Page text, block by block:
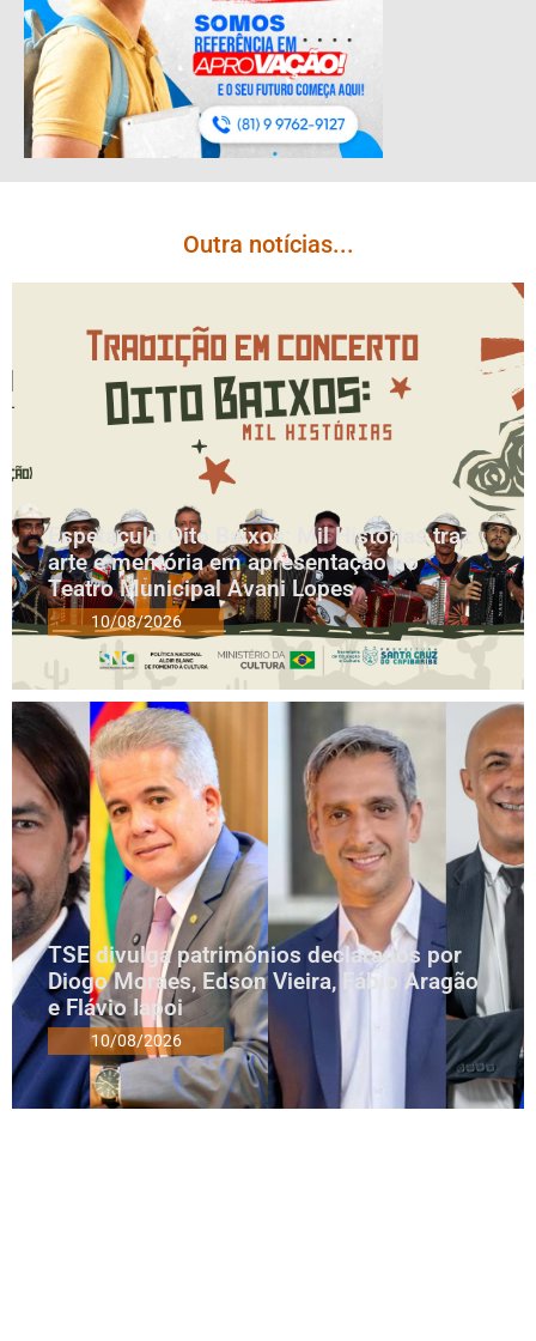
Outra notícias...
Espetáculo Oito Baixos: Mil Histórias traz
arte e memória em apresentação no
Teatro Municipal Avani Lopes
10/08/2026
TSE divulga patrimônios declarados por
Diogo Moraes, Edson Vieira, Fábio Aragão
e Flávio Iapoi
10/08/2026